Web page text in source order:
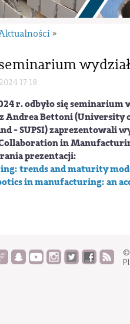
»
17:18
r. odbyło się seminarium
Andrea Bettoni(University
- SUPSI) zaprezentowali
in
prezentacji:
trends and maturity
in manufacturing: an
©